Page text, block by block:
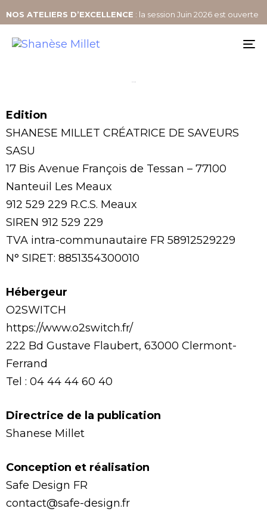
NOS ATELIERS D’EXCELLENCE : la session Juin 2026 est ouverte
Edition
SHANESE MILLET CRÉATRICE DE SAVEURS
SASU
17 Bis Avenue François de Tessan – 77100
Nanteuil Les Meaux
912 529 229 R.C.S. Meaux
SIREN 912 529 229
TVA intra-communautaire FR 58912529229
N° SIRET: 8851354300010
Hébergeur
O2SWITCH
https://www.o2switch.fr/
222 Bd Gustave Flaubert, 63000 Clermont-
Ferrand
Tel : 04 44 44 60 40
Directrice de la publication
Shanese Millet
Conception et réalisation
Safe Design FR
contact@safe-design.fr